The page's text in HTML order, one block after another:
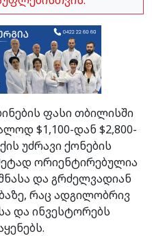
ფასი თბილისში
$1,100-დან $2,800-
უძრავი ქონების
ორიენტირებულია
და გრძელვადიან
რაც ადგილობრივ
და ინვესტორებს